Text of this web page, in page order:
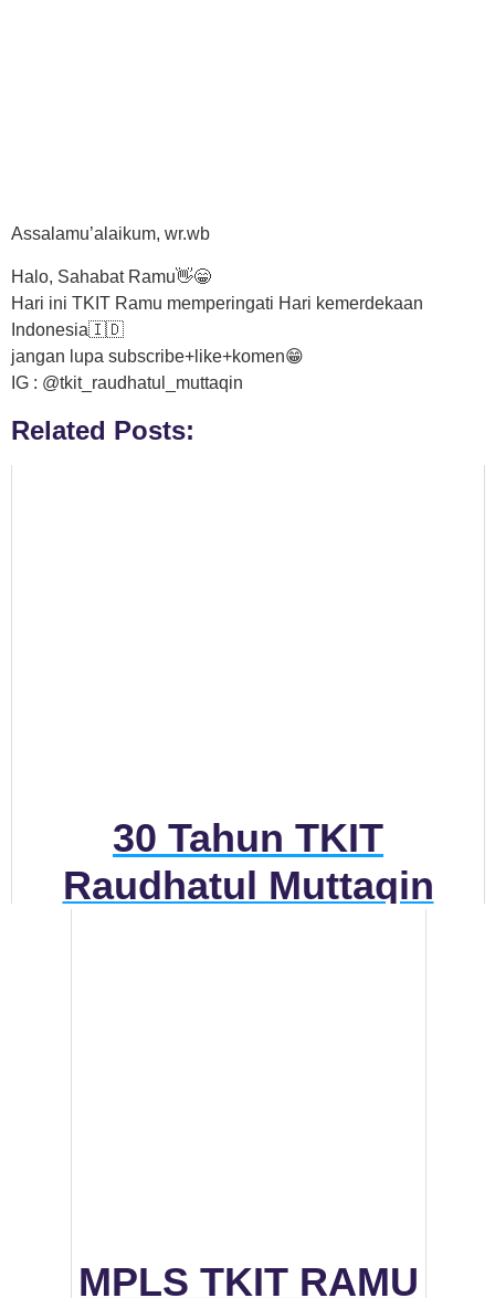
Assalamu’alaikum, wr.wb
Halo, Sahabat Ramu👋😁
Hari ini TKIT Ramu memperingati Hari kemerdekaan
Indonesia🇮🇩
jangan lupa subscribe+like+komen😁
IG : @tkit_raudhatul_muttaqin
Related Posts:
30 Tahun TKIT
Raudhatul Muttaqin
MPLS TKIT RAMU